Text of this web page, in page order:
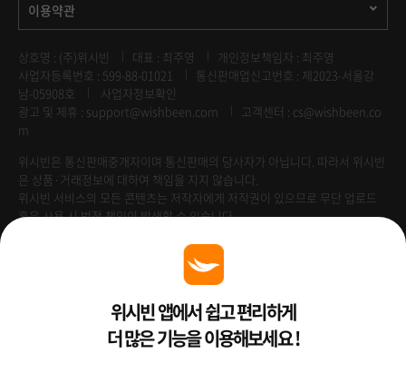
이용약관
상호명 : (주)위시빈 대표 : 최주영
개인정보책임자 : 최주영
사업자등록번호 : 599-88-01021
통신판매업신고번호 : 제2023-서울강
남-05908호
사업자정보확인
광고 및 제휴 : support@wishbeen.com
고객센터 : cs@wishbeen.co
m
위시빈은 통신판매중개자이며 통신판매의 당사자가 아닙니다. 따라서 위시빈
은 상품·거래정보에 대하여 책임을 지지 않습니다.
위시빈 서비스의 모든 콘텐츠는 저작자에게 저작권이 있으므로 무단 업로드
혹은 사용 시 법적 책임이 발생할 수 있습니다.
Venture Enterprise위시빈 앱에서 쉽고 편리하게
더 많은 기능을 이용해보세요 !